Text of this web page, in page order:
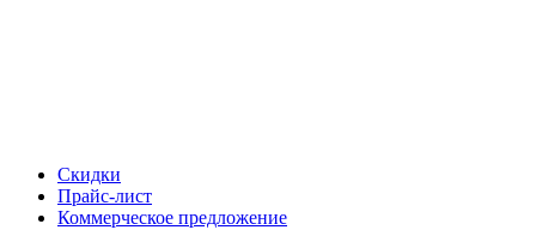
Скидки
Прайс-лист
Коммерческое предложение